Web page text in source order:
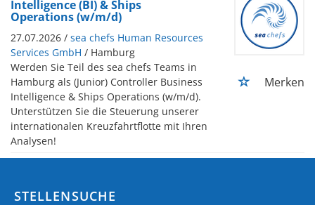
Intelligence (BI) & Ships
Operations (w/m/d)
27.07.2026 / sea chefs Human Resources
Services GmbH / Hamburg
Werden Sie Teil des sea chefs Teams in
Hamburg als (Junior) Controller Business
Intelligence & Ships Operations (w/m/d).
Unterstützen Sie die Steuerung unserer
internationalen Kreuzfahrtflotte mit Ihren
Analysen!
Merken
STELLENSUCHE